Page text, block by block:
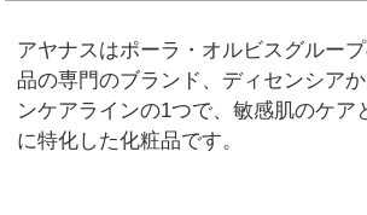
アヤナスはポーラ・オルビスグルー
品の専門のブランド、ディセンシア
ンケアラインの1つで、敏感肌のケア
に特化した化粧品です。